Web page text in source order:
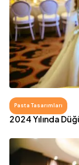
Pasta Tasarımları
2024 Yılında